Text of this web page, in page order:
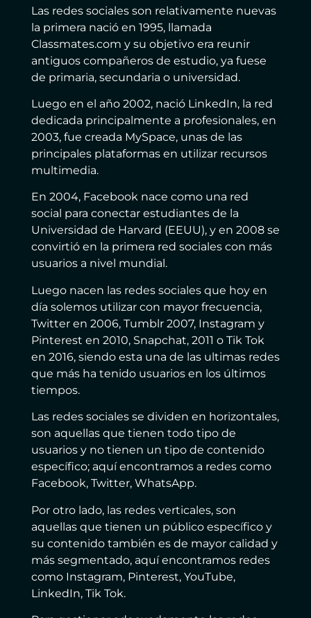
Las redes sociales son relativamente nuevas
la primera nació en 1995, llamada
Classmates.com y su objetivo era reunir
antiguos compañeros de estudio, ya fuese
de primaria, secundaria o universidad.
Luego en el año 2002, nació LinkedIn, la red
dedicada principalmente a profesionales, en
2003, fue creada MySpace, unas de las
principales plataformas en utilizar recursos
multimedia.
En 2004, Facebook nace como una red
social para conectar estudiantes de la
Universidad de Harvard (EEUU), y en 2008 se
convirtió en la primera red sociales con más
usuarios a nivel mundial.
Luego nacen las redes sociales que hoy en
día solemos utilizar con mayor frecuencia,
Twitter en 2006, Tumblr 2007, Instagram y
Pinterest en 2010, Snapchat, 2011 o Tik Tok
en 2016, siendo esta una de las ultimas redes
que más ha tenido usuarios en los últimos
tiempos.
Las redes sociales se dividen en horizontales,
son aquellas que tienen todo tipo de
usuarios y no tienen un tipo de contenido
específico; aquí encontramos a redes como
Facebook, Twitter, WhatsApp.
Por otro lado, las redes verticales, son
aquellas que tienen un público específico y
su contenido también es de mayor calidad y
más segmentado, aquí encontramos redes
como Instagram, Pinterest, YouTube,
LinkedIn, Tik Tok.